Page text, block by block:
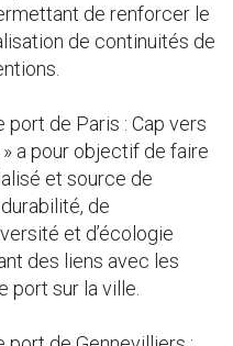
de renforcer le
de continuités de
de Paris : Cap vers
a pour objectif de faire
et source de
de
et d’écologie
des liens avec les
port sur la ville.